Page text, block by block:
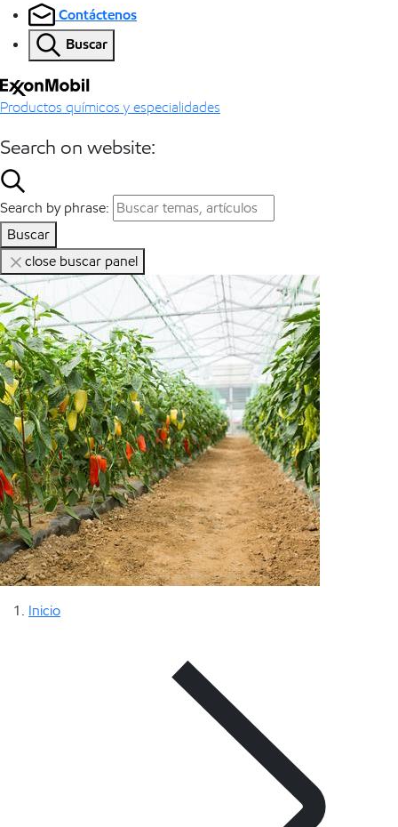
Contáctenos
Buscar
Productos químicos y especialidades
Search on website:
Search by phrase:
Buscar
close buscar panel
Inicio